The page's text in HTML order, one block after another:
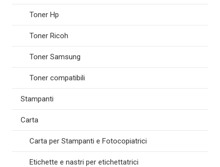
Toner Hp
Toner Ricoh
Toner Samsung
Toner compatibili
Stampanti
Carta
Carta per Stampanti e Fotocopiatrici
Etichette e nastri per etichettatrici